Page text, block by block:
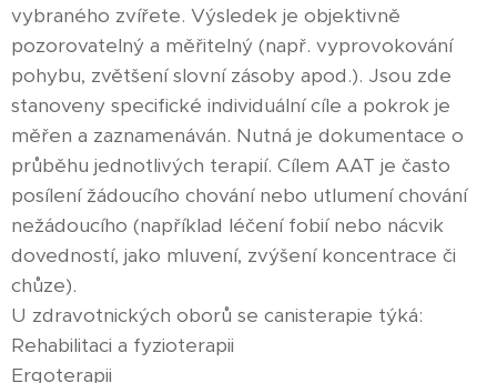
vybraného zvířete. Výsledek je objektivně
pozorovatelný a měřitelný (např. vyprovokování
pohybu, zvětšení slovní zásoby apod.). Jsou zde
stanoveny specifické individuální cíle a pokrok je
měřen a zaznamenáván. Nutná je dokumentace o
průběhu jednotlivých terapií. Cílem AAT je často
posílení žádoucího chování nebo utlumení chování
nežádoucího (například léčení fobií nebo nácvik
dovedností, jako mluvení, zvýšení koncentrace či
chůze).
U zdravotnických oborů se canisterapie týká:
Rehabilitaci a fyzioterapii
Ergoterapii